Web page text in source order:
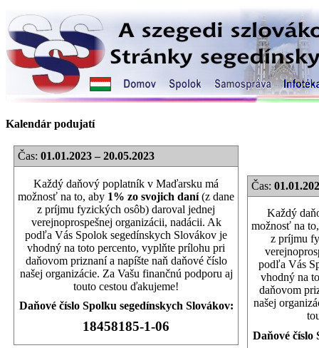
Kalendár podujatí
Čas: 01.01.2023 – 20.05.2023
Každý daňový poplatník v Maďarsku má
možnosť na to, aby 1% zo svojich daní(z dane
z príjmu fyzických osôb) daroval jednej
verejnoprospešnej organizácii, nadácii. Ak
podľa Vás Spolok segedínskych Slovákov je
vhodný na toto percento, vyplňte prílohu pri
daňovom priznaní a napíšte naň daňové číslo
našej organizácie. Za Vašu finančnú podporu aj
touto cestou ďakujeme!
Daňové číslo Spolku segedínskych Slovákov:
18458185-1-06
Čas:
Každý
možnosť na
z príjmu
podľa Vás
vhodný na
daňovom
našej
Daňové číslo